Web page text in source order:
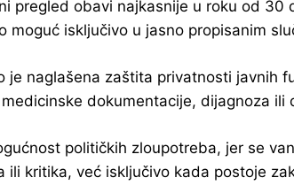
pregled obavi najkasnije u roku od
isključivo u jasno propisanim
je naglašena zaštita privatnosti javnih
dokumentacije, dijagnoza ili
političkih zloupotreba, jer se
kritika, već isključivo kada postoje